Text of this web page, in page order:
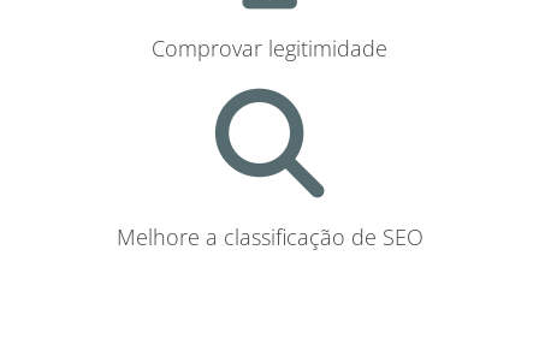
Comprovar legitimidade
Melhore a classificação de SEO